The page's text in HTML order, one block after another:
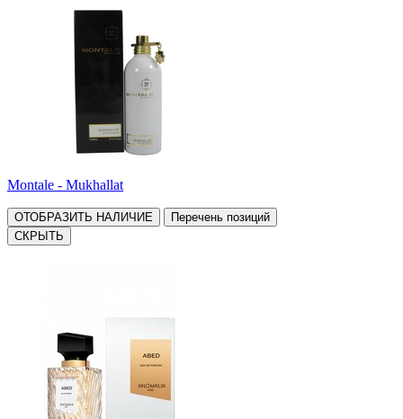
Montale - Mukhallat
ОТОБРАЗИТЬ НАЛИЧИЕ
Перечень позиций
СКРЫТЬ